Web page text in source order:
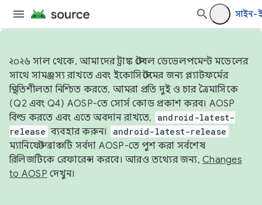
২০২৬ সাল থেকে, আমাদের ট্রাঙ্ক স্টেবল ডেভেলপমেন্ট মডেলের
সাথে সামঞ্জস্য রাখতে এবং ইকোসিস্টেমের জন্য প্ল্যাটফর্মের
স্থিতিশীলতা নিশ্চিত করতে, আমরা প্রতি দুই ও চার ত্রৈমাসিকে
(Q2 এবং Q4) AOSP-তে সোর্স কোড প্রকাশ করব। AOSP
বিল্ড করতে এবং এতে অবদান রাখতে,
android-latest-
release ব্যবহার করুন। android-latest-release
ম্যানিফেস্ট ব্রাঞ্চটি সর্বদা AOSP-তে পুশ করা সর্বশেষ
রিলিজটিকে রেফারেন্স করবে। আরও তথ্যের জন্য, Changes
to AOSP দেখুন।